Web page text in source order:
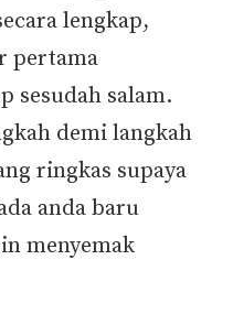
lengkap,
pertama
sesudah salam.
demi langkah
ringkas supaya
anda baru
menyemak